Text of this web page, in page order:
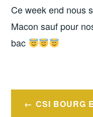
Ce week end nous
Macon sauf pour
bac
Navigation
CSI BOURG